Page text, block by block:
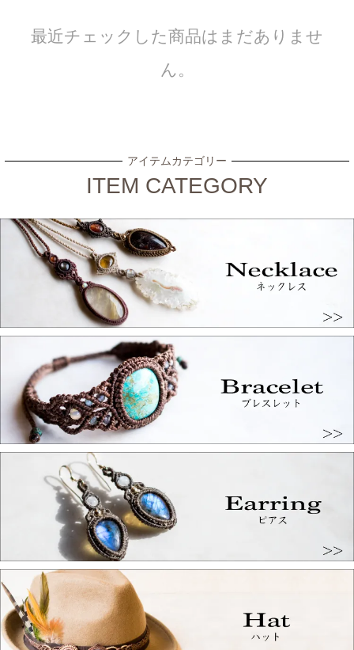
最近チェックした商品はまだありませ
ん。
アイテムカテゴリー
ITEM CATEGORY